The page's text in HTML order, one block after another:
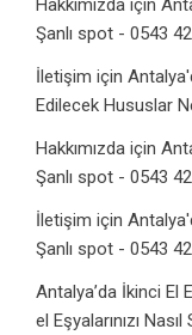
Hakkımızda için
Şanlı spot - 0543
İletişim için
Edilecek Hususlar
Hakkımızda için
Şanlı spot - 0543
İletişim için
Şanlı spot - 0543
Antalya’da İkinci El
el Eşyalarınızı